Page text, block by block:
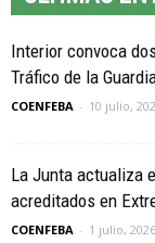
Interior convoca
Tráfico de la
COENFEBA - 10 julio,
La Junta actualiza
acreditados en
COENFEBA - 1 julio, 2026